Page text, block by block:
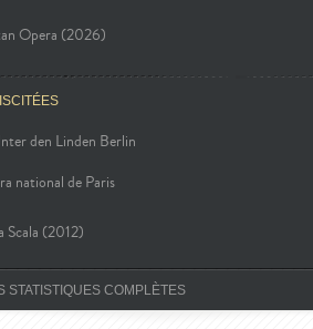
Opera (2026)
den Linden Berlin
national de Paris
Scala (2012)
STATISTIQUES COMPLÈTES